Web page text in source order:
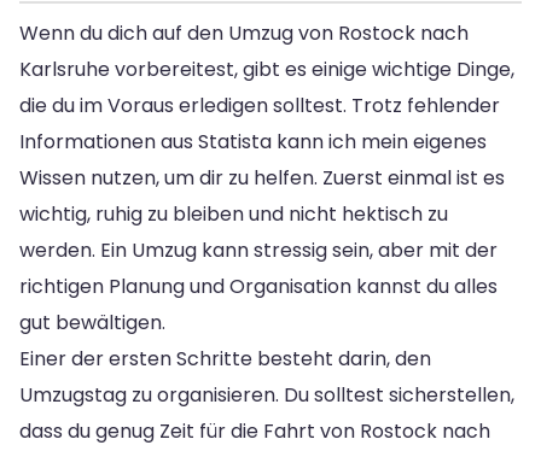
Wenn du dich auf den Umzug von Rostock nach
Karlsruhe vorbereitest, gibt es einige wichtige Dinge,
die du im Voraus erledigen solltest. Trotz fehlender
Informationen aus Statista kann ich mein eigenes
Wissen nutzen, um dir zu helfen. Zuerst einmal ist es
wichtig, ruhig zu bleiben und nicht hektisch zu
werden. Ein Umzug kann stressig sein, aber mit der
richtigen Planung und Organisation kannst du alles
gut bewältigen.
Einer der ersten Schritte besteht darin, den
Umzugstag zu organisieren. Du solltest sicherstellen,
dass du genug Zeit für die Fahrt von Rostock nach